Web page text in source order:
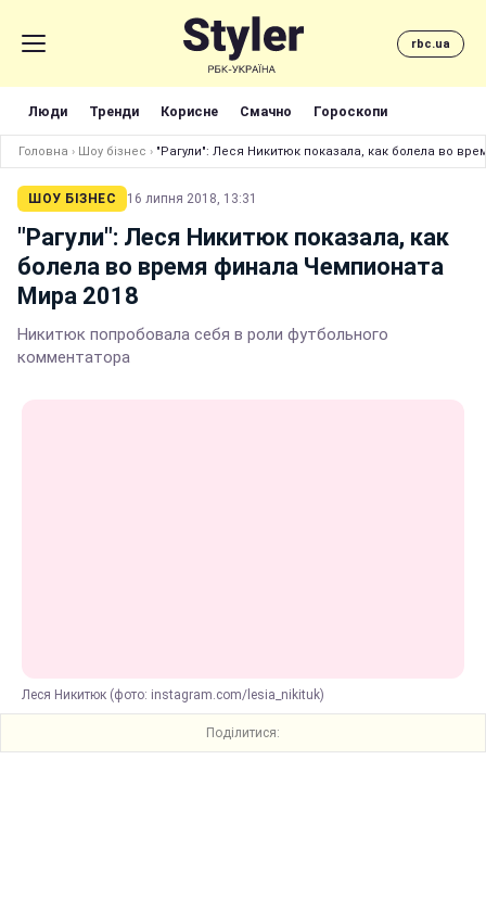
rbc.ua
Люди Тренди Корисне Смачно Гороскопи
Головна › Шоу бізнес › "Рагули": Леся Никитюк показала, как болела во
ШОУ БІЗНЕС 16 липня 2018, 13:31
"Рагули": Леся Никитюк показала, как
болела во время финала Чемпионата
Мира 2018
Никитюк попробовала себя в роли футбольного
комментатора
Леся Никитюк (фото: instagram.com/lesia_nikituk)
Поділитися: